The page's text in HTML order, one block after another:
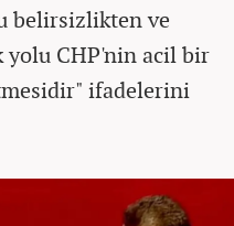
belirsizlikten ve
yolu CHP'nin acil bir
ifadelerini